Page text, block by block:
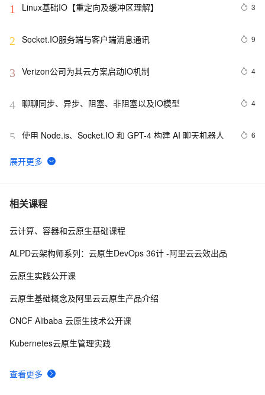
1 Linux基础IO【重定向及缓冲区理解】 3
2 Socket.IO服务端与客户端消息通讯 9
3 Verizon公司为其云方案启动IO机制 4
4 聊聊同步、异步、阻塞、非阻塞以及IO模型 4
5 使用 Node.js、Socket.IO 和 GPT-4 构建 AI 聊天机器人 6
6 跟我学系列之趣解NIO和IO的区别
7 iostat来对linux硬盘IO性能进行了解
8 java之IO
10文件的空间使用和IO统计
相关课程
查看更多
云计算、容器和云原生基础课程
ALPD云架构师系列：云原生DevOps 36计 -阿里云云效出品
云原生实践公开课
云原生基础概念及阿里云云原生产品介绍
CNCF Alibaba 云原生技术公开课
Kubernetes云原生管理实践